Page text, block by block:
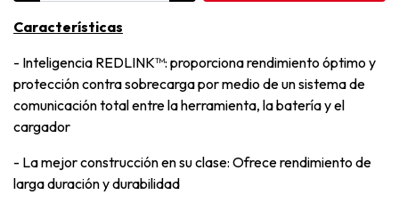
Características
- Inteligencia REDLINK™: proporciona rendimiento óptimo y
protección contra sobrecarga por medio de un sistema de
comunicación total entre la herramienta, la batería y el
cargador
- La mejor construcción en su clase: Ofrece rendimiento de
larga duración y durabilidad